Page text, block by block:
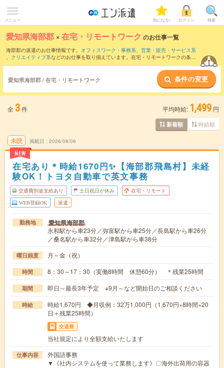
メニュー 気になる! ログイン 検索
愛知県海部郡 ×在宅・リモートワーク のお仕事一覧
海部郡の派遣のお仕事情報です。 オフィスワーク・事務系、 営業・販売・サービス系
、 クリエイティブ系などのお仕事を取り揃えています。在宅・リモートワークの条件
愛知県海部郡 / 在宅・リモートワーク 条件の変更
全 3件 平均時給: 1,499 円
新着順 時給順
未読
NEW
掲載日 2026/08/06
在宅あり＊時給1670円✨【海部郡飛島村】未経
験OK！トヨタ自動車で英文事務
交通費別途支給あり 土日祝日が休み 在宅・リモート
WEB登録OK 派遣
勤務地 愛知県海部郡
永和駅から車23分／弥富駅から車25分／長島駅から車26分
／桑名駅から車32分／津島駅から車38分
曜日頻度 月～金（祝）
時間 8：30～17：30（実働8時間 休憩60分） ＊残業25時間
期間 即日～最長3年予定 ※9月～など開始日のご相談ください
時給
時給1,670円 ◆月収例：32万1,000円（1,670円×8時間×20
日＋残業25時間）
交通費
当社規定により全額支給いたします
仕事内容
外国語事務
▼《社内システムを使って業務します》〇海外出荷用の容器